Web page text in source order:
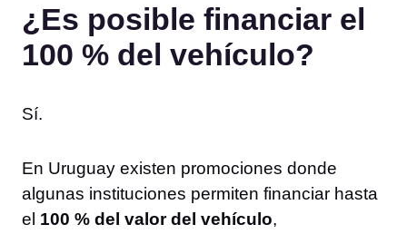
¿Es posible financiar el
100 % del vehículo?
Sí.
En Uruguay existen promociones donde
algunas instituciones permiten financiar hasta
el 100 % del valor del vehículo,